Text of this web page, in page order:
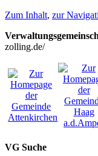
Zum Inhalt, zur
zolling.de/
VG Suche